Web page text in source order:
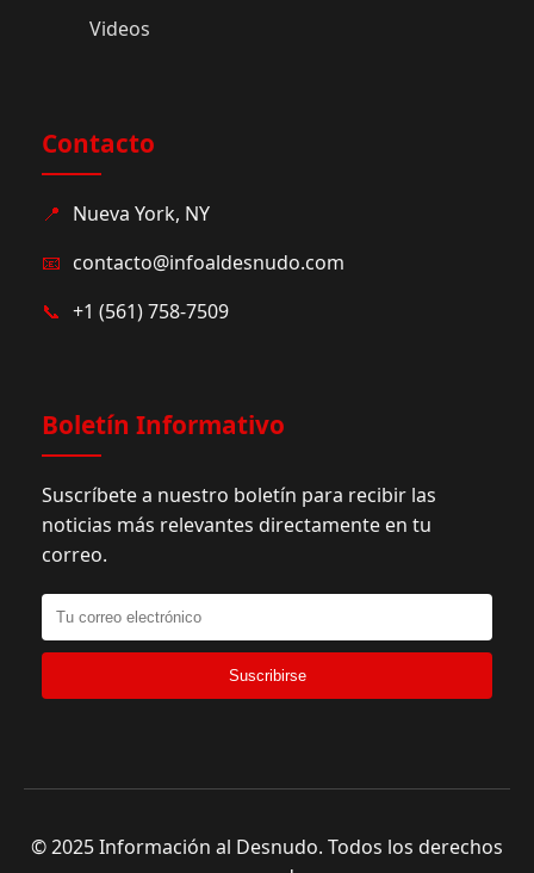
Videos
Contacto
📍 Nueva York, NY
📧 contacto@infoaldesnudo.com
📞 +1 (561) 758-7509
Boletín Informativo
Suscríbete a nuestro boletín para recibir las
noticias más relevantes directamente en tu
correo.
Suscribirse
© 2025 Información al Desnudo. Todos los derechos